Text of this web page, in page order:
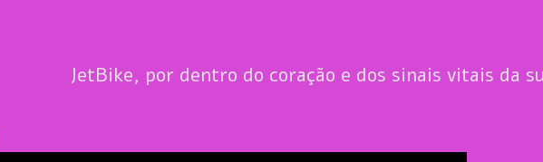
JetBike, por dentro do coração e dos sinais vitais da